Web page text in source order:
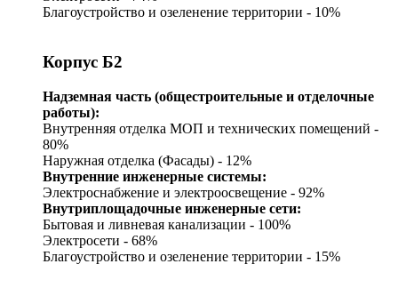
Благоустройство и озеленение территории - 10%
Корпус Б2
Надземная часть (общестроительные и отделочные
работы):
Внутренняя отделка МОП и технических помещений -
80%
Наружная отделка (Фасады) - 12%
Внутренние инженерные системы:
Электроснабжение и электроосвещение - 92%
Внутриплощадочные инженерные сети:
Бытовая и ливневая канализации - 100%
Электросети - 68%
Благоустройство и озеленение территории - 15%